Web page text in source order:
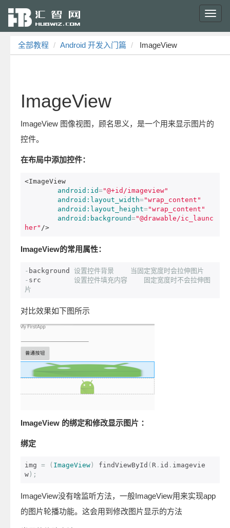
全部教程 Android 开发入门篇 ImageView
ImageView
ImageView 图像视图，顾名思义，是一个用来显示图片的
控件。
在布局中添加控件：
<ImageView
android:id="@+id/imageview"
android:layout_width="wrap_content"
android:layout_height="wrap_content"
android:background="@drawable/ic_launc
her" />
ImageView的常用属性：
- background 设置控件背景
当固定宽度时会拉伸图片
- src 设置控件填充内容
固定宽度时不会拉伸图
片
对比效果如下图所示
ImageView 的绑定和修改显示图片 ：
绑定
img = ( ImageView ) findViewById ( R . id . imagevie
w );
ImageView没有啥监听方法，一般ImageView用来实现app
的图片轮播功能。这会用到修改图片显示的方法